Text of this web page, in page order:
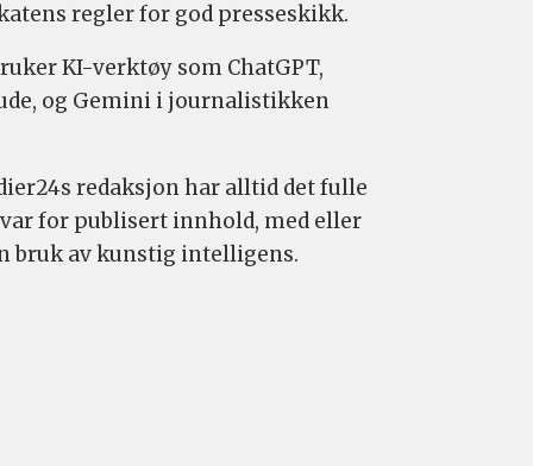
regler for god presseskikk.
KI-verktøy som ChatGPT,
og Gemini i journalistikken
redaksjon har alltid det fulle
for publisert innhold, med eller
bruk av kunstig intelligens.